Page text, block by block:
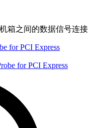
箱之间的数据信号连接
for PCI Express